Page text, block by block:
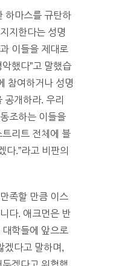
하마스를 규탄하
지한다는 성명
이들을 제대로
했다”고 말했습
참여하거나 성명
공개하라. 우리
조하는 이들을
리트 전체에 블
다.”라고 비판의
족할 만큼 이스
다. 애크먼은 반
학들에 앞으로
겠다고 말하며,